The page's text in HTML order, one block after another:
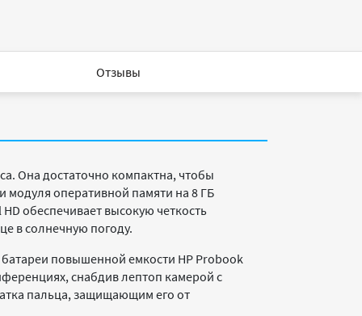
Отзывы
Она достаточно компактна, чтобы
модуля оперативной памяти на 8 ГБ
обеспечивает высокую четкость
в солнечную погоду.
повышенной емкости HP Probook
снабдив лептоп камерой с
пальца, защищающим его от